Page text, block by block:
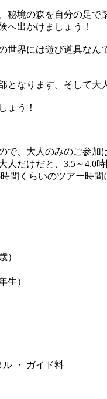
秘境の森を自分の足
へ出かけましょう！
世界には遊び道具な
となります。そして
ょう！
で、大人のみのご参加
人だけだと、3.5～
間くらいのツアー時間
）
生）
ル ・ ガイド料